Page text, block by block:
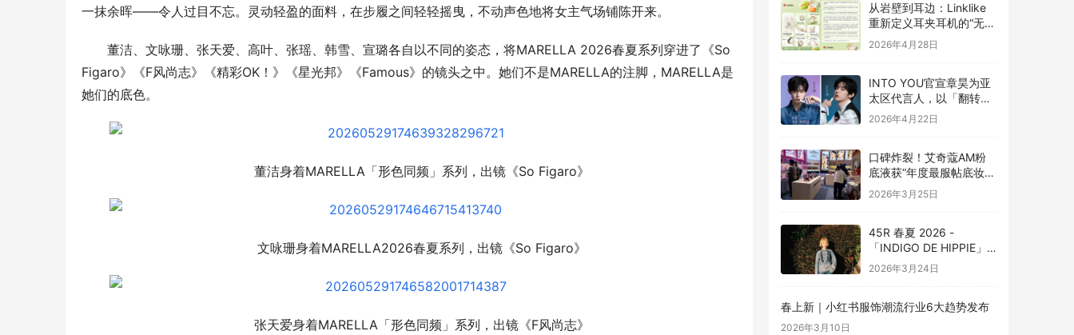
一抹余晖——令人过目不忘。灵动轻盈的面料，在步履之间轻轻摇曳，不动声色地将女主气场铺陈开来。
董洁、文咏珊、张天爱、高叶、张瑶、韩雪、宣璐各自以不同的姿态，将MARELLA 2026春夏系列穿进了《So
Figaro》《F风尚志》《精彩OK！》《星光邦》《Famous》的镜头之中。她们不是MARELLA的注脚，MARELLA是
她们的底色。
董洁身着MARELLA「形色同频」系列，出镜《So Figaro》
文咏珊身着MARELLA2026春夏系列，出镜《So Figaro》
张天爱身着MARELLA「形色同频」系列，出镜《F风尚志》
从岩壁到耳边：Linklike
重新定义耳夹耳机的“无
感”体验
2026年4月28日
INTO YOU官宣章昊为亚
太区代言人，以「翻转」
之力开启色彩新章
2026年4月22日
口碑炸裂！艾奇蔻AM粉
底液获“年度最服帖底妆”
提名
2026年3月25日
45R 春夏 2026 -
「INDIGO DE HIPPIE」
全新嬉皮系列演绎春夏牛
仔新章
2026年3月24日
春上新｜小红书服饰潮流行业6大趋势发布
2026年3月10日
为什么越来越多人开始重视“日常维稳型护